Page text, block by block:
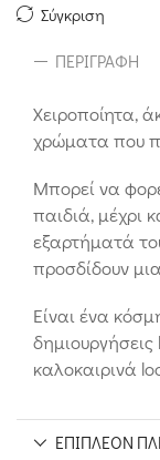
Σύγκριση
ΠΕΡΙΓΡΑΦΉ
Χειροποίητα,
χρώματα που
Μπορεί να
παιδιά, μέχρι
εξαρτήματά
προσδίδουν
Είναι ένα
καλοκαιρινά
ΕΠΙΠΛΈΟΝ